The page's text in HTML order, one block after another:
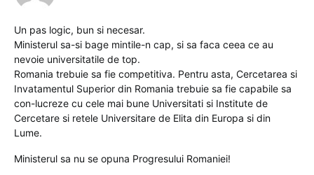
Un pas logic, bun si necesar.
Ministerul sa-si bage mintile-n cap, si sa faca ceea ce au
nevoie universitatile de top.
Romania trebuie sa fie competitiva. Pentru asta, Cercetarea si
Invatamentul Superior din Romania trebuie sa fie capabile sa
con-lucreze cu cele mai bune Universitati si Institute de
Cercetare si retele Universitare de Elita din Europa si din
Lume.
Ministerul sa nu se opuna Progresului Romaniei!